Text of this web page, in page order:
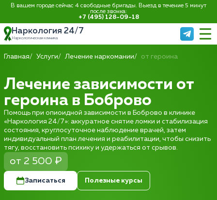
В вашем городе сейчас 4 свободные бригады. Выезд в течение 5 минут
после звонка:
+7 (495) 128-09-18
Наркология 24/7
Наркологическая клиника
Главная Услуги Лечение наркомании от героина
Лечение зависимости от
героина в Боброво
Помощь при опиоидной зависимости в Боброво в клинике
«Наркология 24/7»: аккуратное снятие ломки и стабилизация
состояния, круглосуточное наблюдение врачей, затем
индивидуальный план лечения и реабилитации, чтобы снизить
тягу, восстановить психику и удержаться от срывов.
от 2 500 ₽
Записаться Полезные курсы